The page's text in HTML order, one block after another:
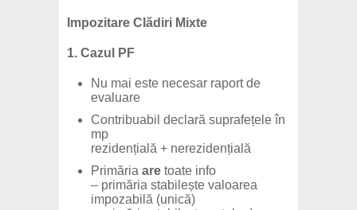
Impozitare Clădiri Mixte
1. Cazul PF
Nu mai este necesar raport de
evaluare
Contribuabil declară suprafețele în
mp
rezidențială + nerezidențială
Primăria are toate info
– primăria stabilește valoarea
impozabilă (unică)